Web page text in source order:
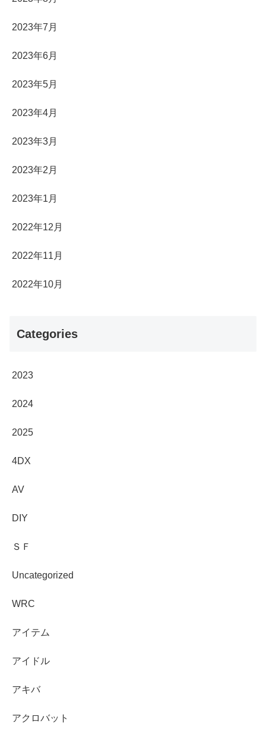
2023年7月
2023年6月
2023年5月
2023年4月
2023年3月
2023年2月
2023年1月
2022年12月
2022年11月
2022年10月
Categories
2023
2024
2025
4DX
AV
DIY
ＳＦ
Uncategorized
WRC
アイテム
アイドル
アキバ
アクロバット